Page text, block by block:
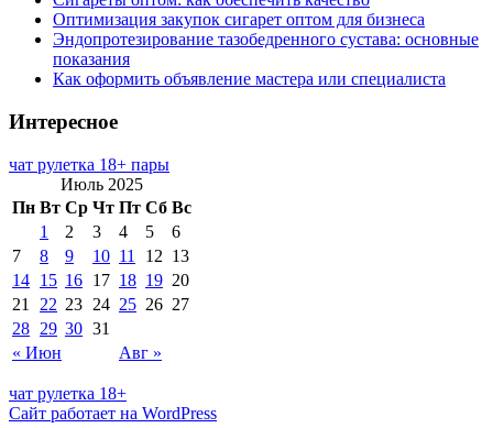
Оптимизация закупок сигарет оптом для бизнеса
Эндопротезирование тазобедренного сустава: основные
показания
Как оформить объявление мастера или специалиста
Интересное
чат рулетка 18+ пары
Июль 2025
Пн Вт Ср Чт Пт Сб Вс
« Июн Авг »
1 2 3 4 5
6
7
8 9 10 11 12 13
14 15 16 17 18 19 20
21
22 23 24 25 26 27
28 29 30 31
чат рулетка 18+
Сайт работает на WordPress